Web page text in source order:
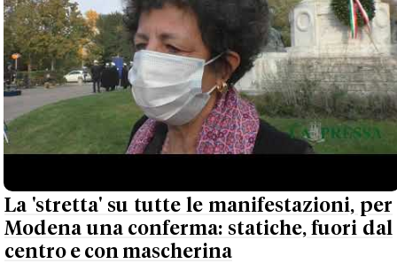
La 'stretta' su tutte le manifestazioni, per
Modena una conferma: statiche, fuori dal
centro e con mascherina